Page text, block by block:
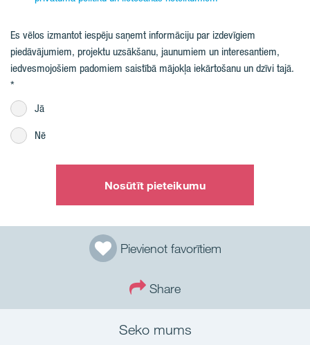
Pievienot favorītiem
Share
Es vēlos izmantot iespēju saņemt informāciju par izdevīgiem
piedāvājumiem, projektu uzsākšanu, jaunumiem un interesantiem,
iedvesmojošiem padomiem saistībā mājokļa iekārtošanu un dzīvi tajā.
Jā
Nē
Nosūtīt pieteikumu
Seko mums